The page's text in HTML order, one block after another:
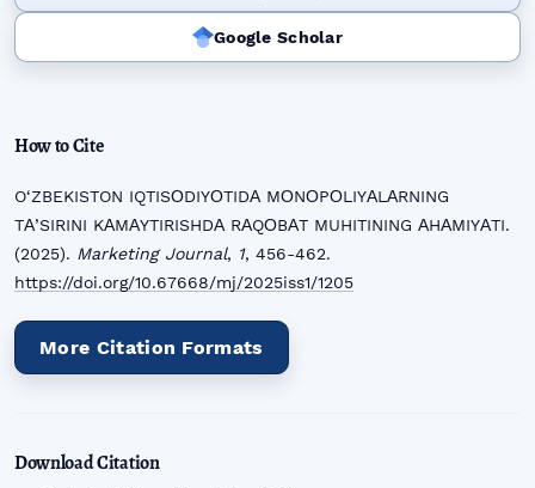
Google Scholar
How to Cite
O‘ZBEKISTON IQTISОDIYОTIDА MОNОPОLIYАLАRNING
TА’SIRINI KАMАYTIRISHDА RАQОBАT MUHITINING АHАMIYАTI.
(2025). Marketing Journal, 1, 456-462.
https://doi.org/10.67668/mj/2025iss1/1205
More Citation Formats
Download Citation